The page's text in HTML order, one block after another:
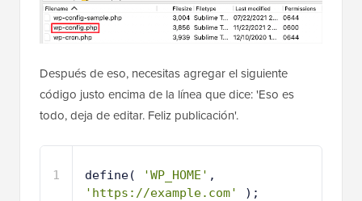
Después de eso, necesitas agregar el siguiente
código justo encima de la línea que dice: 'Eso es
todo, deja de editar. Feliz publicación'.
1 define( 'WP_HOME'
'https://example.com'
);